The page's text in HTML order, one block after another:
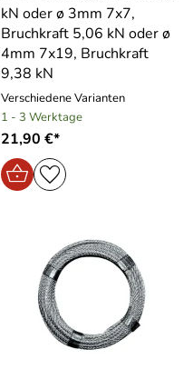
kN oder ø 3mm 7x7,
Bruchkraft 5,06 kN oder ø
4mm 7x19, Bruchkraft
9,38 kN
Verschiedene Varianten
1 - 3 Werktage
21,90 €*